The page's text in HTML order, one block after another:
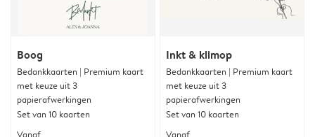
Boog
Bedankkaarten | Premium kaart
met keuze uit 3
papierafwerkingen
Set van 10 kaarten
Vanaf
Inkt & klimop
Bedankkaarten | Premium kaart
met keuze uit 3
papierafwerkingen
Set van 10 kaarten
Vanaf